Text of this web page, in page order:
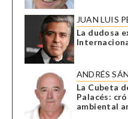
JUAN LUIS
La dudosa
ANDRÉS
La Cubeta
Palacés:
ambiental